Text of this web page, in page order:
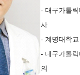
- 대구가톨
사
- 계명대학
- 대구가톨
의